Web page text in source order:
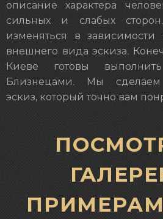
описание характера
сильных и слабых
изменяться в зависимости
внешнего вида эскиза.
Киеве готовы
Близнецами. Мы
эскиз, который точно вам